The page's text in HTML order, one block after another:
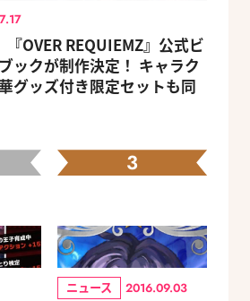
『OVER REQUIEMZ』公式ビ
ックが制作決定！ キャラク
グッズ付き限定セットも同
3
ニュース 2016.09.03